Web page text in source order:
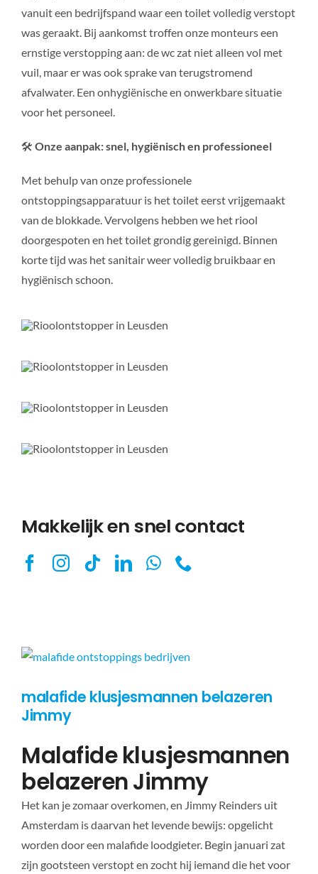
vanuit een bedrijfspand waar een toilet volledig verstopt
was geraakt. Bij aankomst troffen onze monteurs een
ernstige verstopping aan: de wc zat niet alleen vol met
vuil, maar er was ook sprake van terugstromend
afvalwater. Een onhygiënische en onwerkbare situatie
voor het personeel.
🛠️ Onze aanpak: snel, hygiënisch en professioneel
Met behulp van onze professionele
ontstoppingsapparatuur is het toilet eerst vrijgemaakt
van de blokkade. Vervolgens hebben we het riool
doorgespoten en het toilet grondig gereinigd. Binnen
korte tijd was het sanitair weer volledig bruikbaar en
hygiënisch schoon.
Makkelijk en snel contact
malafide klusjesmannen belazeren
Jimmy
Malafide klusjesmannen
belazeren Jimmy
Het kan je zomaar overkomen, en Jimmy Reinders uit
Amsterdam is daarvan het levende bewijs: opgelicht
worden door een malafide loodgieter. Begin januari zat
zijn gootsteen verstopt en zocht hij iemand die het voor